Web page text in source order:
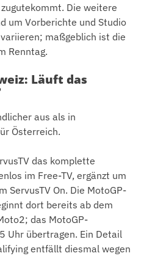
Die weitere
um Vorberichte und Studio
maßgeblich ist die
Renntag.
Läuft das
aus als in
Österreich.
das komplette
im Free-TV, ergänzt um
ServusTV On. Die MotoGP-
dort bereits ab dem
das MotoGP-
Uhr übertragen. Ein Detail
entfällt diesmal wegen